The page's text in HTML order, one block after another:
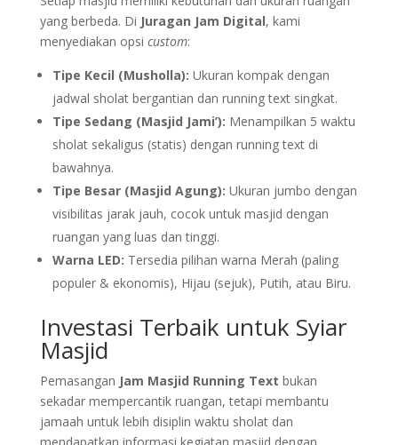
yang berbeda. Di Juragan Jam Digital, kami
menyediakan opsi custom:
Tipe Kecil (Musholla): Ukuran kompak dengan
jadwal sholat bergantian dan running text singkat.
Tipe Sedang (Masjid Jami’): Menampilkan 5 waktu
sholat sekaligus (statis) dengan running text di
bawahnya.
Tipe Besar (Masjid Agung): Ukuran jumbo dengan
visibilitas jarak jauh, cocok untuk masjid dengan
ruangan yang luas dan tinggi.
Warna LED: Tersedia pilihan warna Merah (paling
populer & ekonomis), Hijau (sejuk), Putih, atau Biru.
Investasi Terbaik untuk Syiar
Masjid
Pemasangan Jam Masjid Running Text bukan
sekadar mempercantik ruangan, tetapi membantu
jamaah untuk lebih disiplin waktu sholat dan